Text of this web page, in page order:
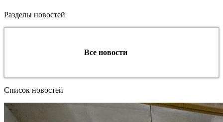
Разделы новостей
Все новости
Список новостей